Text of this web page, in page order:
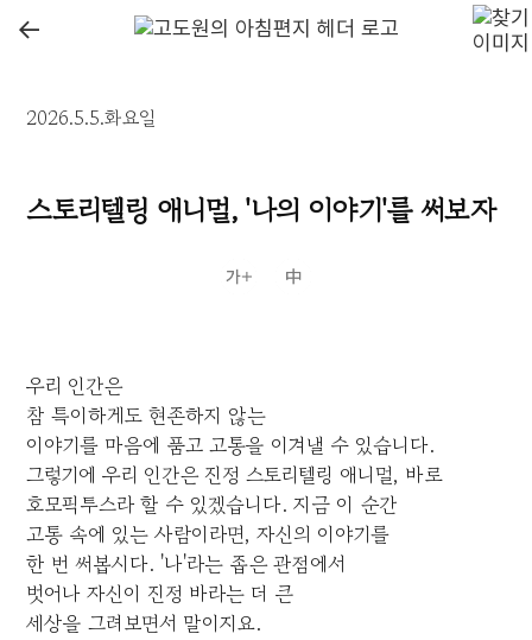
←
2026.5.5.화요일
스토리텔링 애니멀, '나의 이야기'를 써보자
우리 인간은
참 특이하게도 현존하지 않는
이야기를 마음에 품고 고통을 이겨낼 수 있습니다.
그렇기에 우리 인간은 진정 스토리텔링 애니멀, 바로
호모픽투스라 할 수 있겠습니다. 지금 이 순간
고통 속에 있는 사람이라면, 자신의 이야기를
한 번 써봅시다. '나'라는 좁은 관점에서
벗어나 자신이 진정 바라는 더 큰
세상을 그려보면서 말이지요.